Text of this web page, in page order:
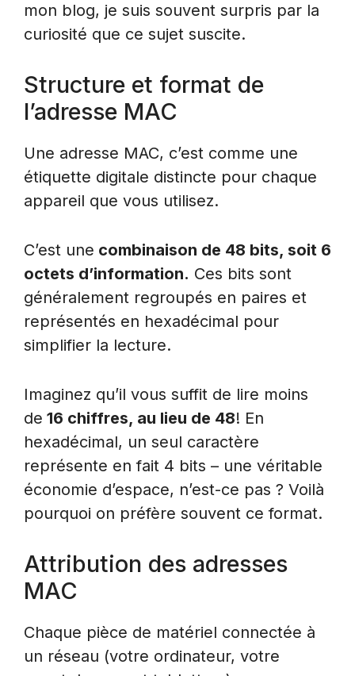
mon blog, je suis souvent surpris par la
curiosité que ce sujet suscite.
Structure et format de
l’adresse MAC
Une adresse MAC, c’est comme une
étiquette digitale distincte pour chaque
appareil que vous utilisez.
C’est une combinaison de 48 bits, soit 6
octets d’information. Ces bits sont
généralement regroupés en paires et
représentés en hexadécimal pour
simplifier la lecture.
Imaginez qu’il vous suffit de lire moins
de 16 chiffres, au lieu de 48! En
hexadécimal, un seul caractère
représente en fait 4 bits – une véritable
économie d’espace, n’est-ce pas ? Voilà
pourquoi on préfère souvent ce format.
Attribution des adresses
MAC
Chaque pièce de matériel connectée à
un réseau (votre ordinateur, votre